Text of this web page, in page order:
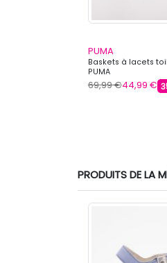
PUMA
Baskets à lacets
PUMA
69,99 €44,99 €
PRODUITS DE LA